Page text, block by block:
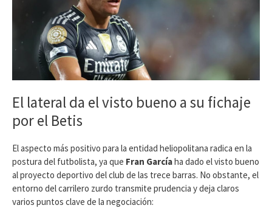
​El lateral da el visto bueno a su fichaje
por el Betis
​El aspecto más positivo para la entidad heliopolitana radica en la
postura del futbolista, ya que Fran Garcíaha dado el visto bueno
al proyecto deportivo del club de las trece barras. No obstante, el
entorno del carrilero zurdo transmite prudencia y deja claros
varios puntos clave de la negociación: